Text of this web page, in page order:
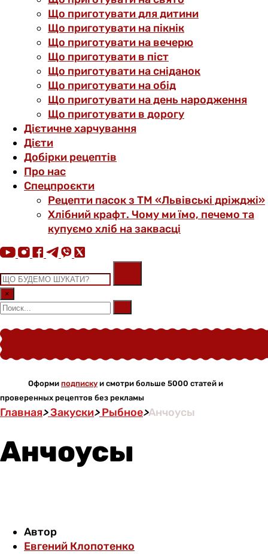
Що приготувати для дитини
Що приготувати на пікнік
Що приготувати на вечерю
Що приготувати в піст
Що приготувати на сніданок
Що приготувати на обід
Що приготувати на день народження
Що приготувати в дорогу
Дієтичне харчування
Дієти
Добірки рецептів
Про нас
Спецпроєкти
Рецепти пасок з ТМ «Львівські дріжджі»
Хлібний крафт. Чому ми їмо, печемо та
купуємо хліб на заквасці
×
Оформи подписку и смотри больше 5000 статей и
проверенных рецептов без рекламы
Главная>Закуски>Рыбное>Анчоусы
Анчоусы
Автор
Евгений Клопотенко